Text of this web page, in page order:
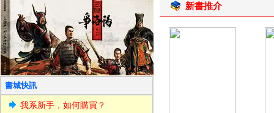
書城快訊
我系新手，如何購買？
新書推介